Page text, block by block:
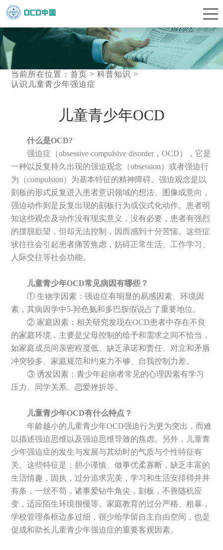
当前所在位置：首页 >科普知识 >
认识儿童青少年强迫症
儿童青少年OCD
什么是OCD?
强迫症（obsessive compulsive disorder，OCD），它是
一种以反复持久出现的强迫观念（obsession）或者强迫行
为（compulsion）为基本特征的精神障碍。强迫观念是以
刻板的形式反复进入患者意识领域的想法、图像或意向，
强迫动作则是反复出现的刻板行为或仪式化动作。患者明
知这些观念及动作没有现实意义，没有必要，患者有强烈
的摆脱欲望，但却无法控制，因而感到十分苦恼。这些症
状往往会引起患者痛苦焦虑，妨碍正常生活、工作学习、
人际交往等社会功能。
儿童青少年OCD常见病因有哪些？
① 生物学因素：强迫症有明显的易感因素、环境因
素，其病因学中5-羟色氨和多巴胺假说占了重要地位。
② 家庭因素：相关研究发现在OCD患者中存在不良
的家庭环境，主要是父母控制的给予和需求之间不恰当，
如家庭成员间亲密程度低、缺乏承诺和责任、对立和矛盾
冲突较多、家庭规范和约束力不够、自我控制力差。
③ 诱发因素：青少年起病者常见的心理因素有学习
压力、同学关系、恋爱挫折等。
儿童青少年OCD有什么特点？
年龄越小的儿童青少年OCD强迫行为更为突出，而难
以描述强迫思维以及强迫思维导致的焦虑。另外，儿童青
少年强迫症的发生与发展与其幼时的气质与个性特征有
关。这些特征是：胆小谨慎、做事优柔寡断，缺乏丰富的
生活情趣，固执，过分追求完美，学习和生活安排得井井
有条，一丝不苟，诸事爱钻牛角尖，刻板，不善随机应
变，适应陌生环境很慢等。家庭教育的过分严格、粗暴，
学校管理条框边多过细，很少给学留自主自由空间，也是
促成和助长儿童青少年强迫症的重要客观因素。